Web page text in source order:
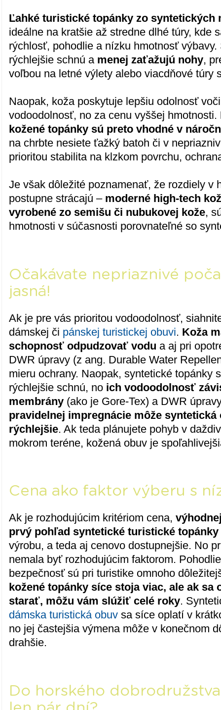
Ľahké turistické topánky zo
ideálne na kratšie až stredne dlhé túry, kde
rýchlosť, pohodlie a nízku hmotnosť
rýchlejšie schnú a menej zaťažujú nohy,
voľbou na letné výlety alebo viacdňové túry
Naopak, koža poskytuje lepšiu odolnosť
vodoodolnosť, no za cenu vyššej hmotnosti.
kožené topánky sú preto vhodné v
na chrbte nesiete ťažký batoh či v
prioritou stabilita na klzkom povrchu,
Je však dôležité poznamenať, že rozdiely v
postupne strácajú – moderné high-tech
vyrobené zo semišu či nubukovej kože,
hmotnosti v súčasnosti porovnateľné so
Očakávate nepriaznivé
jasná!
Ak je pre vás prioritou vodoodolnosť,
dámskej či pánskej turistickej obuvi. Koža
schopnosť odpudzovať vodu a aj pri
DWR úpravy (z ang. Durable Water
mieru ochrany. Naopak, syntetické topánky
rýchlejšie schnú, no ich vodoodolnosť
membrány (ako je Gore-Tex) a DWR
pravidelnej impregnácie môže
rýchlejšie. Ak teda plánujete pohyb v
mokrom teréne, kožená obuv je
Cena ako faktor výberu s
Ak je rozhodujúcim kritériom cena,
prvý pohľad syntetické turistické topánky
výrobu, a teda aj cenovo dostupnejšie. No
nemala byť rozhodujúcim faktorom.
bezpečnosť sú pri turistike omnoho
kožené topánky síce stoja viac, ale ak sa
starať, môžu vám slúžiť celé roky.
dámska turistická obuv sa síce oplatí v
no jej častejšia výmena môže v konečnom
drahšie.
Do horského